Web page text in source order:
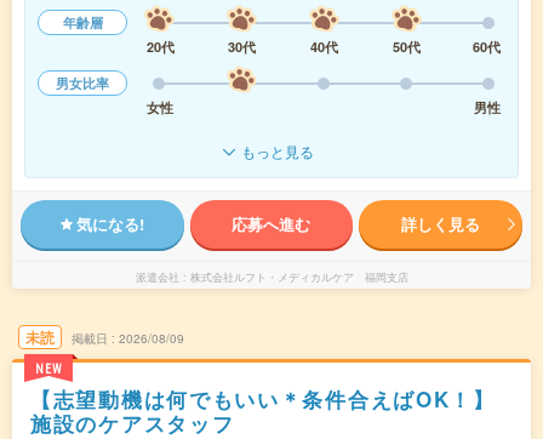
年齢層
20代
30代 40代 50代
60代
男女比率
女性
男性
もっと見る
気になる! 応募へ進む 詳しく見る
派遣会社 株式会社ルフト・メディカルケア 福岡支店
未読
NEW
掲載日 2026/08/09
【志望動機は何でもいい＊条件合えばOK！】
施設のケアスタッフ